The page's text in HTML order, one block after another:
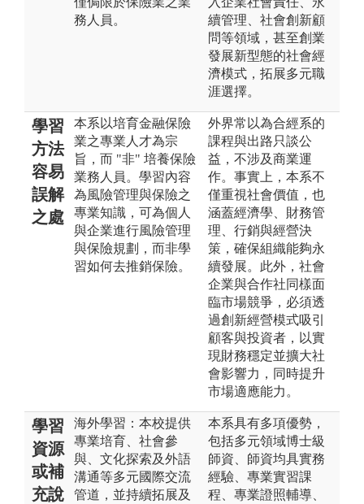
務人員。
續管理、社會創新顧
問等領域，甚至創業
發展新型態的社會經
濟模式，拓展多元職
涯選擇。
學習
方法
容易
誤解
之處
本系以培育金融保險
業之專業人才為宗
旨，而 "非" 培養保險
業務人員。學習內容
為風險管理與保險之
專業知識，可為個人
與企業進行風險管理
與保險規劃，而非學
習如何去推銷保險。
外界常以為合經系的
課程與出路只談公
益，不涉及商業運
作。事實上，本系不
僅重視社會價值，也
涵蓋經濟學、財務管
理、行銷與經營決
策，確保組織能夠永
續發展。此外，社會
企業與合作社同樣面
臨市場競爭，必須透
過創新經營模式吸引
顧客與投資者，以實
現財務穩定並擴大社
會影響力，同時提升
市場適應能力。
學習
資源
或補
充說
海外學習：本校提供
專業培育、社會參
與、文化探索及外語
溝通等多元國際交流
管道，並持續拓展及
本系具有多項優勢，
包括多元領域博士級
師資、師資均具實務
經驗、專業實習課
程、專業證照輔導、